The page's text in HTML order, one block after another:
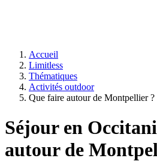
Accueil
Limitless
Thématiques
Activités outdoor
Que faire autour de Montpellier ?
Séjour en
autour de